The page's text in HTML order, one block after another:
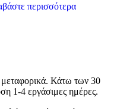
περισσότερα
Κάτω των 30
1-4 εργάσιμες ημέρες.